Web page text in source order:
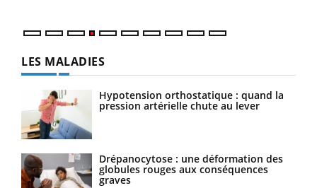
LES MALADIES
Hypotension orthostatique : quand la
pression artérielle chute au lever
Drépanocytose : une déformation des
globules rouges aux conséquences
graves